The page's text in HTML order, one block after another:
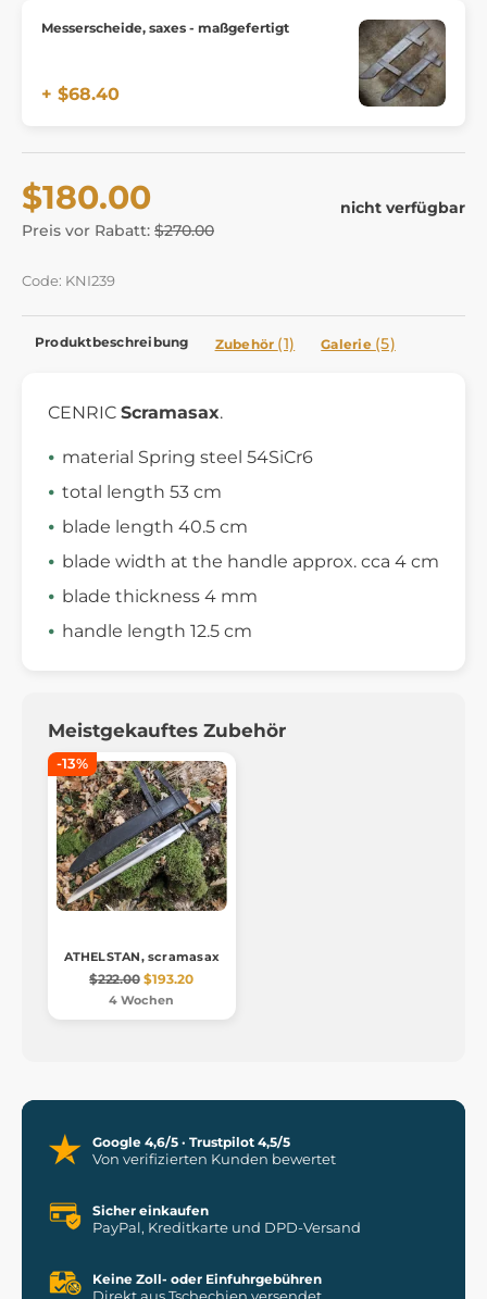
Messerscheide, saxes - maßgefertigt
+ $68.40
$180.00
Preis vor Rabatt: $270.00
nicht verfügbar
Code: KNI239
Produktbeschreibung Zubehör (1) Galerie (5)
CENRIC Scramasax.
material Spring steel 54SiCr6
total length 53 cm
blade length 40.5 cm
blade width at the handle approx. cca 4 cm
blade thickness 4 mm
handle length 12.5 cm
Meistgekauftes Zubehör
-13%
ATHELSTAN, scramasax
$222.00 $193.20
4 Wochen
Google 4,6/5 · Trustpilot 4,5/5
Von verifizierten Kunden bewertet
Sicher einkaufen
PayPal, Kreditkarte und DPD-Versand
Keine Zoll- oder Einfuhrgebühren